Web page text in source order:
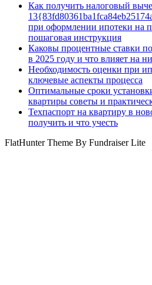
Как получить налоговый
при оформлении ипотеки на
пошаговая инструкция
Каковы процентные ставки
в 2025 году и что влияет на
Необходимость оценки при
ключевые аспекты процесса
Оптимальные сроки
квартиры советы и
Техпаспорт на квартиру в
получить и что учесть
FlatHunter Theme By Fundraiser Lite